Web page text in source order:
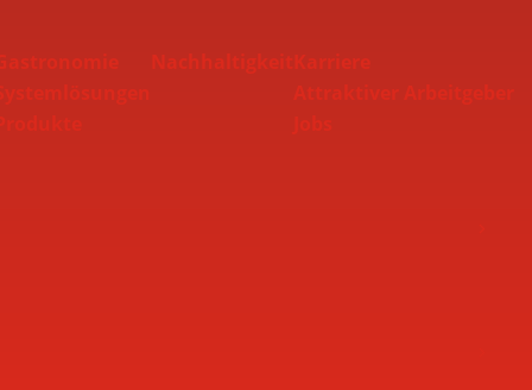
NachhaltigkeitKarriere
Attraktiver Arbeitgeber
Jobs